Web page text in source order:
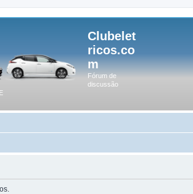
Clubelet
ricos.co
m
Fórum de
discussão